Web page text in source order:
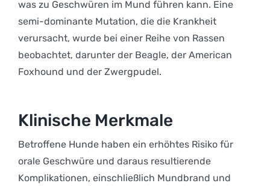
was zu Geschwüren im Mund führen kann. Eine
semi-dominante Mutation, die die Krankheit
verursacht, wurde bei einer Reihe von Rassen
beobachtet, darunter der Beagle, der American
Foxhound und der Zwergpudel.
Klinische Merkmale
Betroffene Hunde haben ein erhöhtes Risiko für
orale Geschwüre und daraus resultierende
Komplikationen, einschließlich Mundbrand und